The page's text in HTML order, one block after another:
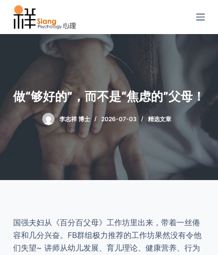
S
i
o
e
做“够好的”，而不是“焦虑的”父母！
李志祥 博士 2026-07-03 精选文章
国强夫妇从《百分百父母》工作坊里出来，带着一丝倦
容和几分兴奋。FB群组极力推荐的工作坊果然没有令他
们失望~ 讲师从幼儿发展、育儿理论、健康营养、行为